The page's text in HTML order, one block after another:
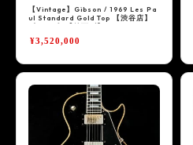
【Vintage】Gibson / 1969 Les Pa
ul Standard Gold Top 【渋谷店】
¥3,520,000